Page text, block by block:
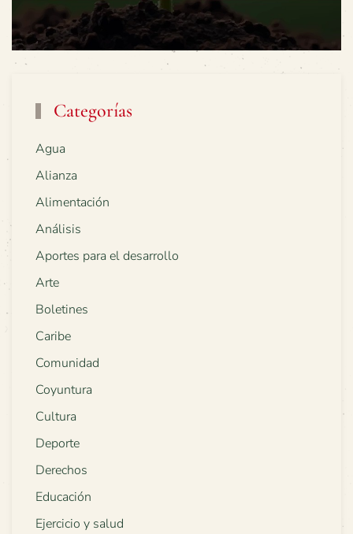
Categorías
Agua
Alianza
Alimentación
Análisis
Aportes para el desarrollo
Arte
Boletines
Caribe
Comunidad
Coyuntura
Cultura
Deporte
Derechos
Educación
Ejercicio y salud